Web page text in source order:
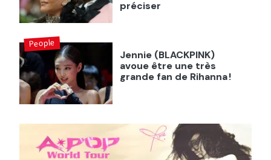
préciser
Jennie (BLACKPINK)
avoue être une très
grande fan de Rihanna !
People